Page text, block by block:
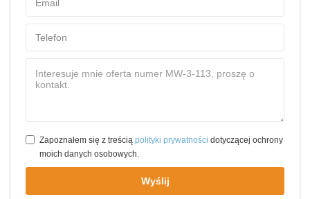
Zapoznałem się z treścią polityki prywatności dotyczącej ochrony
moich danych osobowych.
Wyślij